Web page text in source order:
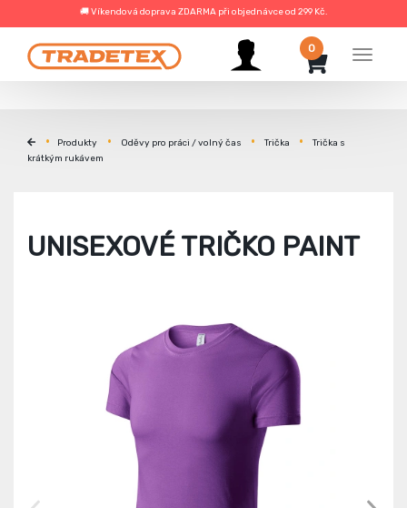
🚚 Víkendová doprava ZDARMA při objednávce od 299 Kč.
Menu
0
Produkty Oděvy pro práci / volný čas Trička
Trička s
krátkým rukávem
UNISEXOVÉ TRIČKO PAINT